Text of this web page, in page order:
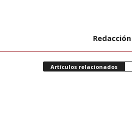
Redacción
Artículos relacionados